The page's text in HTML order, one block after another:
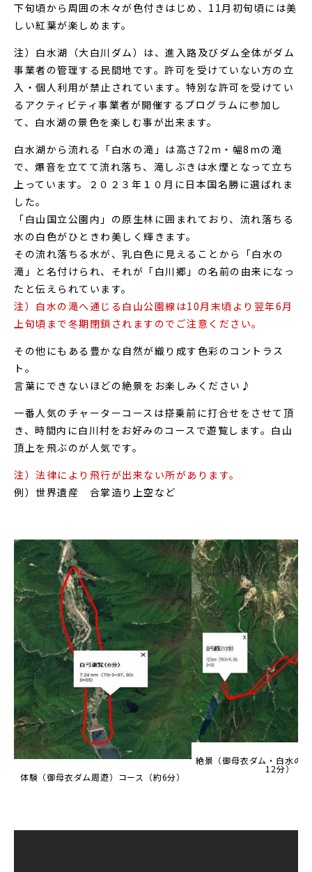
下旬頃から周囲の木々が色付きはじめ、11月初旬頃には美
しい紅葉が楽しめます。
注）白水湖（大白川ダム）は、進入路及びダム全体がダム
事業者の管理する民間地です。許可を受けていない方の立
入・個人利用が禁止されています。特別な許可を受けてい
るアクティビティ事業者が開催するプログラムに参加し
て、白水湖の景色を楽しむ事が出来ます。
白水湖から流れる「白水の滝」は高さ72m・幅8mの滝
で、爆音を立てて流れ落ち、滝しぶきは水煙となって立ち
上っています。２０２３年１０月に日本国名勝に選ばれま
した。
「白山国立公園内」の原生林に囲まれており、流れ落ちる
水の白色がひときわ美しく輝きます。
その流れ落ちる水が、乳白色に見えることから「白水の
滝」と名付けられ、それが「白川郷」の名前の由来になっ
たと伝えられています。
注）白水の滝へ通じる白山公園線は10月末頃より翌年6月
上旬頃まで冬期閉鎖されますのでご注意ください。
その他にもある豊かな自然が織り成す色彩のコントラス
ト。
言葉にできないほどの絶景をお楽しみください♪
一番人気のチャーターコースは搭乗前に打合せをさせて頂
き、時間内に白川村をお好みのコースで遊覧します。白山
頂上を飛ぶのが人気です。
注）法律により飛行が出来ない所があります。
例）世界遺産 合掌造り上空など
体験（御母衣ダム周遊）コース（約6分）
絶景（御母衣ダム・白水の
12分）